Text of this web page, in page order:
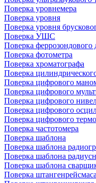
Поверка уровнемера
Поверка уровня
Поверка уровня
Поверка УШС
Поверка феррозондового
Поверка фотометра
Поверка хроматографа
Поверка
Поверка цифрового
Поверка цифрового
Поверка цифрового
Поверка цифрового
Поверка цифрового
Поверка частотомера
Поверка шаблона
Поверка шаблона
Поверка шаблона
Поверка шаблона
Поверка штангенрейсмаса